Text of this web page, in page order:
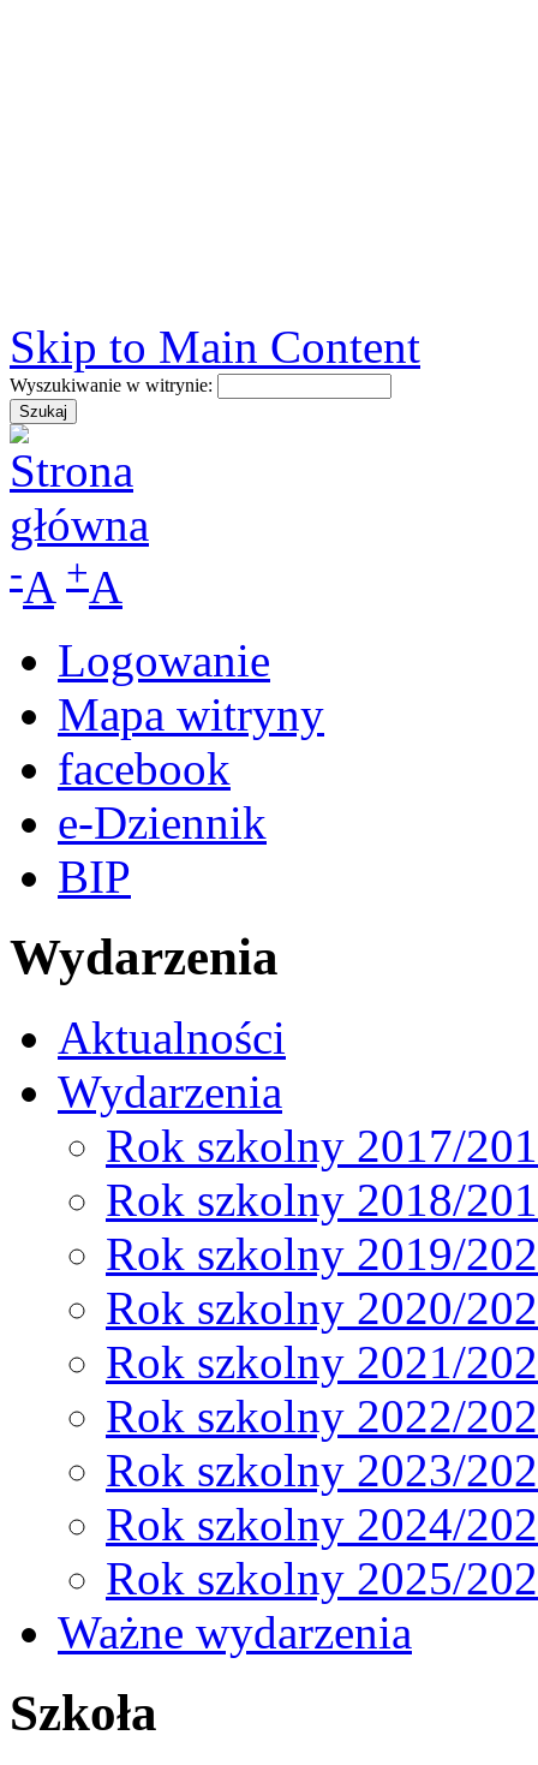
Skip to Main Content
Wyszukiwanie w witrynie:
-A +A
Logowanie
Mapa witryny
facebook
e-Dziennik
BIP
Wydarzenia
Aktualności
Wydarzenia
Rok szkolny 2017/
Rok szkolny 2018/
Rok szkolny 2019/
Rok szkolny 2020/
Rok szkolny 2021/
Rok szkolny 2022/
Rok szkolny 2023/
Rok szkolny 2024/
Rok szkolny 2025/
Ważne wydarzenia
Szkoła